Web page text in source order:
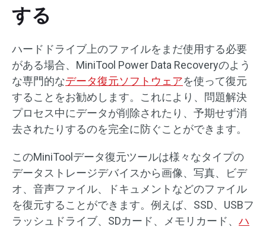
する
ハードドライブ上のファイルをまだ使用する必要
がある場合、MiniTool Power Data Recoveryのよう
な専門的なデータ復元ソフトウェアを使って復元
することをお勧めします。これにより、問題解決
プロセス中にデータが削除されたり、予期せず消
去されたりするのを完全に防ぐことができます。
このMiniToolデータ復元ツールは様々なタイプの
データストレージデバイスから画像、写真、ビデ
オ、音声ファイル、ドキュメントなどのファイル
を復元することができます。例えば、SSD、USBフ
ラッシュドライブ、SDカード、メモリカード、 ハ